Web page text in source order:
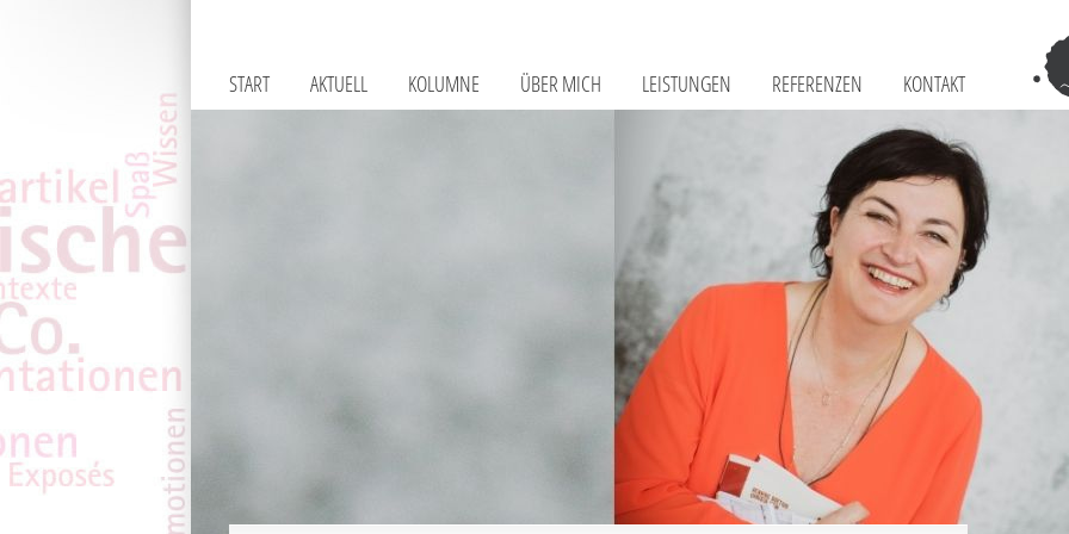
–
START AKTUELL KOLUMNE ÜBER MICH LEISTUNGEN REFERENZEN KONTAKT